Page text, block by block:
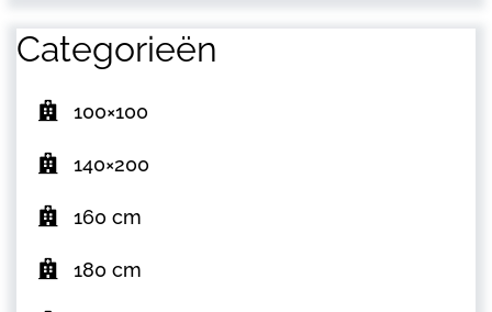
Categorieën
100×100
140×200
160 cm
180 cm